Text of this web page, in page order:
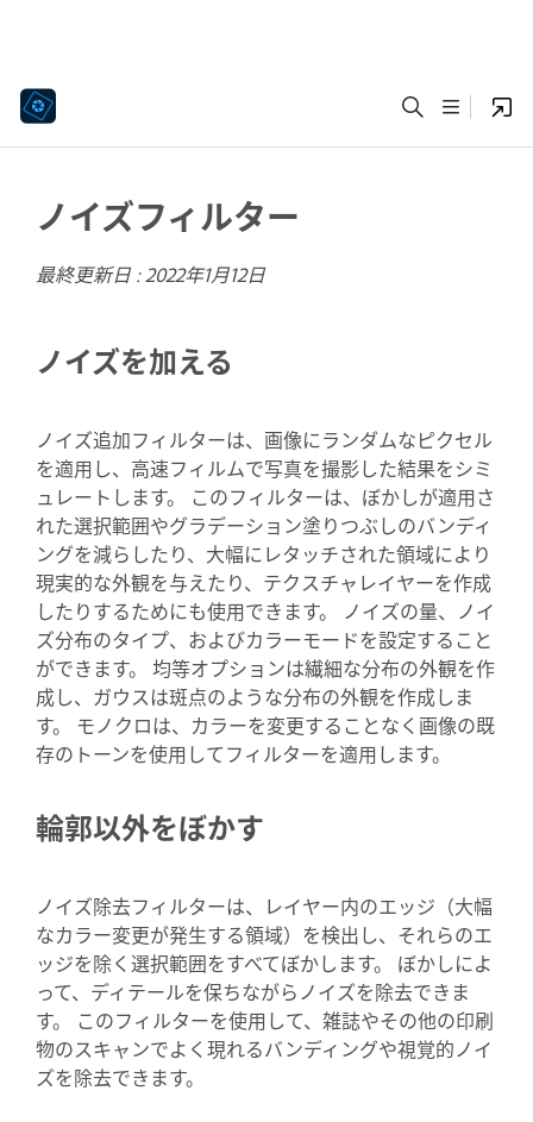
ノイズフィルター
最終更新日 :2022年1月12日
ノイズを加える
ノイズ追加フィルターは、画像にランダムなピクセル
を適用し、高速フィルムで写真を撮影した結果をシミ
ュレートします。 このフィルターは、ぼかしが適用さ
れた選択範囲やグラデーション塗りつぶしのバンディ
ングを減らしたり、大幅にレタッチされた領域により
現実的な外観を与えたり、テクスチャレイヤーを作成
したりするためにも使用できます。 ノイズの量、ノイ
ズ分布のタイプ、およびカラーモードを設定すること
ができます。 均等オプションは繊細な分布の外観を作
成し、ガウスは斑点のような分布の外観を作成しま
す。 モノクロは、カラーを変更することなく画像の既
存のトーンを使用してフィルターを適用します。
輪郭以外をぼかす
ノイズ除去フィルターは、レイヤー内のエッジ（大幅
なカラー変更が発生する領域）を検出し、それらのエ
ッジを除く選択範囲をすべてぼかします。 ぼかしによ
って、ディテールを保ちながらノイズを除去できま
す。 このフィルターを使用して、雑誌やその他の印刷
物のスキャンでよく現れるバンディングや視覚的ノイ
ズを除去できます。